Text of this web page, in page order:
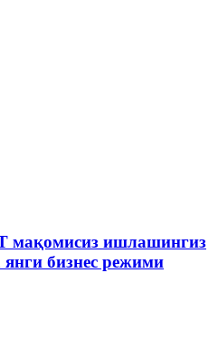
мақомисиз ишлашингиз
бизнес режими